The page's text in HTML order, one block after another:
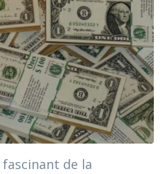
fascinant de la